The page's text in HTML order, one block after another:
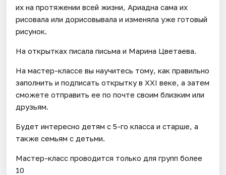
их на протяжении всей жизни, Ариадна сама их
рисовала или дорисовывала и изменяла уже готовый
рисунок.
На открытках писала письма и Марина Цветаева.
На мастер-классе вы научитесь тому, как правильно
заполнить и подписать открытку в XXI веке, а затем
сможете отправить ее по почте своим близким или
друзьям.
Будет интересно детям с 5-го класса и старше, а
также семьям с детьми.
Мастер-класс проводится только для групп более
10